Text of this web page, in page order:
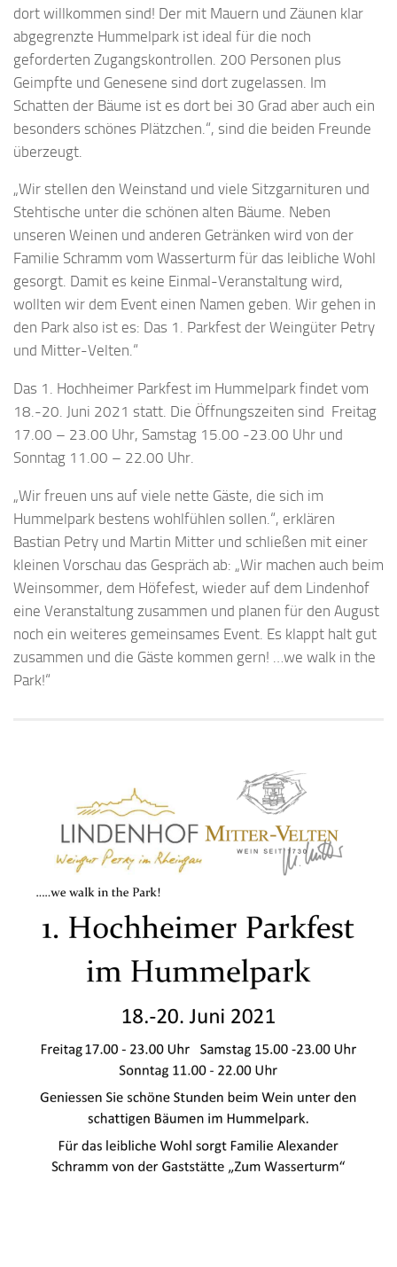
dort willkommen sind! Der mit Mauern und Zäunen klar
abgegrenzte Hummelpark ist ideal für die noch
geforderten Zugangskontrollen. 200 Personen plus
Geimpfte und Genesene sind dort zugelassen. Im
Schatten der Bäume ist es dort bei 30 Grad aber auch ein
besonders schönes Plätzchen.“, sind die beiden Freunde
überzeugt.
„Wir stellen den Weinstand und viele Sitzgarnituren und
Stehtische unter die schönen alten Bäume. Neben
unseren Weinen und anderen Getränken wird von der
Familie Schramm vom Wasserturm für das leibliche Wohl
gesorgt. Damit es keine Einmal-Veranstaltung wird,
wollten wir dem Event einen Namen geben. Wir gehen in
den Park also ist es: Das 1. Parkfest der Weingüter Petry
und Mitter-Velten.“
Das 1. Hochheimer Parkfest im Hummelpark findet vom
18.-20. Juni 2021 statt. Die Öffnungszeiten sind Freitag
17.00 – 23.00 Uhr, Samstag 15.00 -23.00 Uhr und
Sonntag 11.00 – 22.00 Uhr.
„Wir freuen uns auf viele nette Gäste, die sich im
Hummelpark bestens wohlfühlen sollen.“, erklären
Bastian Petry und Martin Mitter und schließen mit einer
kleinen Vorschau das Gespräch ab: „Wir machen auch beim
Weinsommer, dem Höfefest, wieder auf dem Lindenhof
eine Veranstaltung zusammen und planen für den August
noch ein weiteres gemeinsames Event. Es klappt halt gut
zusammen und die Gäste kommen gern! …we walk in the
Park!“